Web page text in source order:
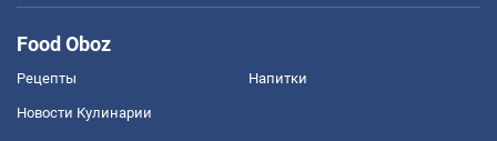
Food Oboz
Рецепты Напитки
Новости Кулинарии